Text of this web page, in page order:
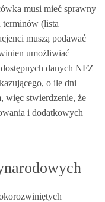
musi mieć sprawny
(lista
muszą podawać
umożliwiać
danych NFZ
o ile dni
więc stwierdzenie, że
i dodatkowych